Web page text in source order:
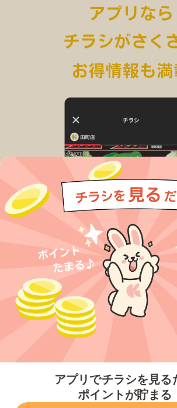
アプリでチラシを見る
ポイントが貯まる